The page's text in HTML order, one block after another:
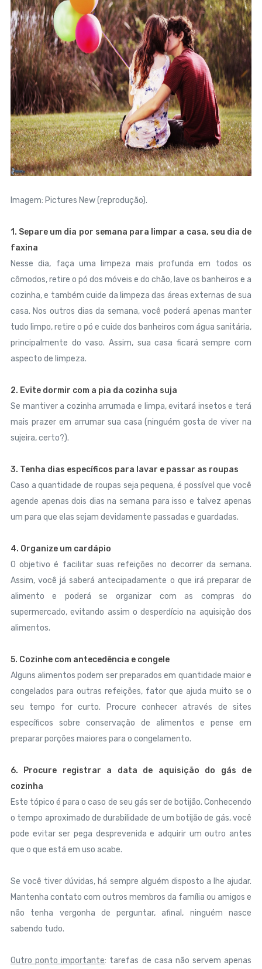
Imagem: Pictures New (reprodução).
1. Separe um dia por semana para limpar a casa, seu dia de
faxina
Nesse dia, faça uma limpeza mais profunda em todos os
cômodos, retire o pó dos móveis e do chão, lave os banheiros e a
cozinha, e também cuide da limpeza das áreas externas de sua
casa. Nos outros dias da semana, você poderá apenas manter
tudo limpo, retire o pó e cuide dos banheiros com água sanitária,
principalmente do vaso. Assim, sua casa ficará sempre com
aspecto de limpeza.
2. Evite dormir com a pia da cozinha suja
Se mantiver a cozinha arrumada e limpa, evitará insetos e terá
mais prazer em arrumar sua casa (ninguém gosta de viver na
sujeira, certo?).
3. Tenha dias específicos para lavar e passar as roupas
Caso a quantidade de roupas seja pequena, é possível que você
agende apenas dois dias na semana para isso e talvez apenas
um para que elas sejam devidamente passadas e guardadas.
4. Organize um cardápio
O objetivo é facilitar suas refeições no decorrer da semana.
Assim, você já saberá antecipadamente o que irá preparar de
alimento e poderá se organizar com as compras do
supermercado, evitando assim o desperdício na aquisição dos
alimentos.
5. Cozinhe com antecedência e congele
Alguns alimentos podem ser preparados em quantidade maior e
congelados para outras refeições, fator que ajuda muito se o
seu tempo for curto. Procure conhecer através de sites
específicos sobre conservação de alimentos e pense em
preparar porções maiores para o congelamento.
6. Procure registrar a data de aquisição do gás de
cozinha
Este tópico é para o caso de seu gás ser de botijão. Conhecendo
o tempo aproximado de durabilidade de um botijão de gás, você
pode evitar ser pega desprevenida e adquirir um outro antes
que o que está em uso acabe.
Se você tiver dúvidas, há sempre alguém disposto a lhe ajudar.
Mantenha contato com outros membros da família ou amigos e
não tenha vergonha de perguntar, afinal, ninguém nasce
sabendo tudo.
Outro ponto importante: tarefas de casa não servem apenas